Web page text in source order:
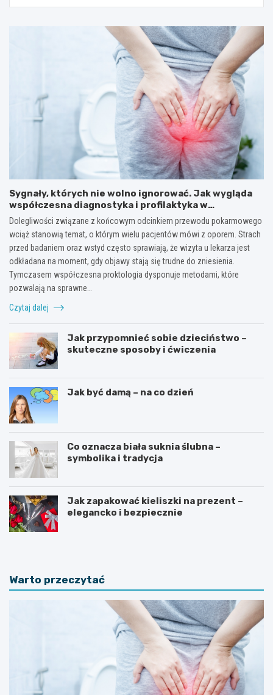
Sygnały, których nie wolno ignorować. Jak wygląda
współczesna diagnostyka i profilaktyka w
proktologii?
Dolegliwości związane z końcowym odcinkiem przewodu pokarmowego
wciąż stanowią temat, o którym wielu pacjentów mówi z oporem. Strach
przed badaniem oraz wstyd często sprawiają, że wizyta u lekarza jest
odkładana na moment, gdy objawy stają się trudne do zniesienia.
Tymczasem współczesna proktologia dysponuje metodami, które
pozwalają na sprawne…
Czytaj dalej
Jak przypomnieć sobie dzieciństwo –
skuteczne sposoby i ćwiczenia
Jak być damą – na co dzień
Co oznacza biała suknia ślubna –
symbolika i tradycja
Jak zapakować kieliszki na prezent –
elegancko i bezpiecznie
Warto przeczytać